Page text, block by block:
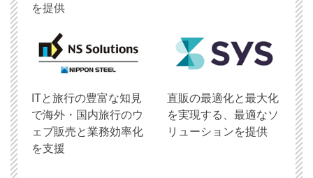
を提供
ITと旅行の豊富な知見
で海外・国内旅行のウ
ェブ販売と業務効率化
を支援
直販の最適化と最大化
を実現する、最適なソ
リューションを提供